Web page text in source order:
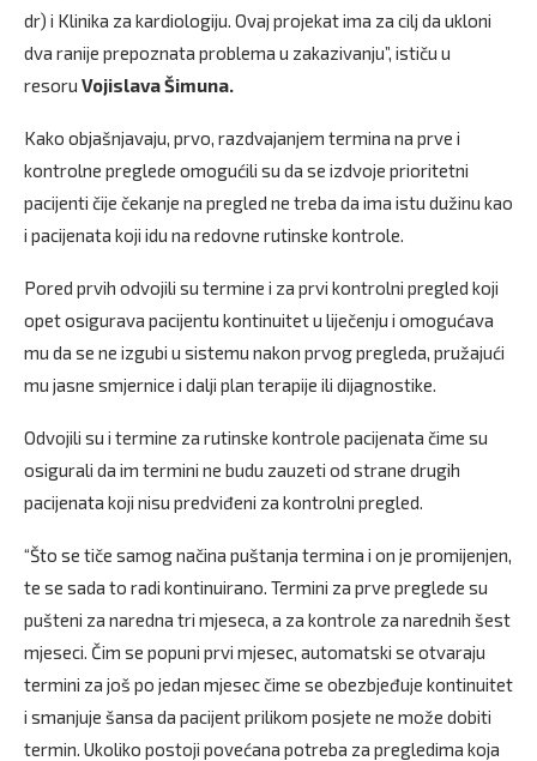
dr) i Klinika za kardiologiju. Ovaj projekat ima za cilj da ukloni
dva ranije prepoznata problema u zakazivanju”, ističu u
resoru Vojislava Šimuna.
Kako objašnjavaju, prvo, razdvajanjem termina na prve i
kontrolne preglede omogućili su da se izdvoje prioritetni
pacijenti čije čekanje na pregled ne treba da ima istu dužinu kao
i pacijenata koji idu na redovne rutinske kontrole.
Pored prvih odvojili su termine i za prvi kontrolni pregled koji
opet osigurava pacijentu kontinuitet u liječenju i omogućava
mu da se ne izgubi u sistemu nakon prvog pregleda, pružajući
mu jasne smjernice i dalji plan terapije ili dijagnostike.
Odvojili su i termine za rutinske kontrole pacijenata čime su
osigurali da im termini ne budu zauzeti od strane drugih
pacijenata koji nisu predviđeni za kontrolni pregled.
“Što se tiče samog načina puštanja termina i on je promijenjen,
te se sada to radi kontinuirano. Termini za prve preglede su
pušteni za naredna tri mjeseca, a za kontrole za narednih šest
mjeseci. Čim se popuni prvi mjesec, automatski se otvaraju
termini za još po jedan mjesec čime se obezbjeđuje kontinuitet
i smanjuje šansa da pacijent prilikom posjete ne može dobiti
termin. Ukoliko postoji povećana potreba za pregledima koja